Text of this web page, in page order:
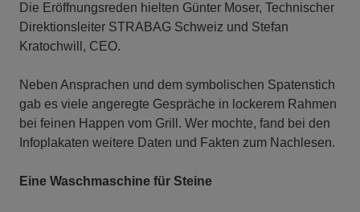
Die Eröffnungsreden hielten Günter Moser, Technischer
Direktionsleiter STRABAG Schweiz und Stefan
Kratochwill, CEO.
Neben Ansprachen und dem symbolischen Spatenstich
gab es viele angeregte Gespräche in lockerem Rahmen
bei feinen Happen vom Grill. Wer mochte, fand bei den
Infoplakaten weitere Daten und Fakten zum Nachlesen.
Eine Waschmaschine für Steine